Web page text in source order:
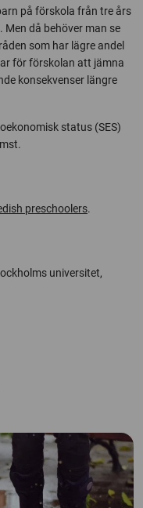
på förskola från tre års
då behöver man se
som har lägre andel
för förskolan att jämna
konsekvenser längre
status (SES)
preschoolers.
universitet,